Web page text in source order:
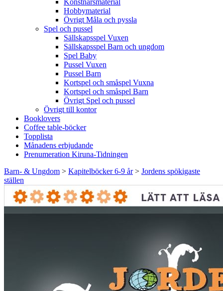
Konstnärsmaterial
Hobbymaterial
Övrigt Måla och pyssla
Spel och pussel
Sällskapsspel Vuxen
Sällskapsspel Barn och ungdom
Spel Baby
Pussel Vuxen
Pussel Barn
Kortspel och småspel Vuxna
Kortspel och småspel Barn
Övrigt Spel och pussel
Övrigt till kontor
Booklovers
Coffee table-böcker
Topplista
Månadens erbjudande
Prenumeration Kiruna-Tidningen
Barn- & Ungdom > Kapitelböcker 6-9 år> Jordens spökigaste
ställen